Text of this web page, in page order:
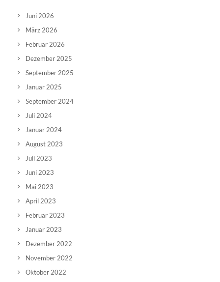
Juni 2026
März 2026
Februar 2026
Dezember 2025
September 2025
Januar 2025
September 2024
Juli 2024
Januar 2024
August 2023
Juli 2023
Juni 2023
Mai 2023
April 2023
Februar 2023
Januar 2023
Dezember 2022
November 2022
Oktober 2022